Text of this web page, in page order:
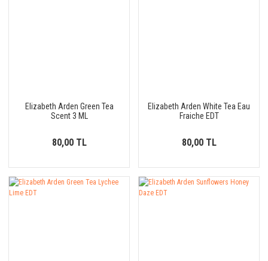
Elizabeth Arden Green Tea
Scent 3 ML
80,00 TL
Elizabeth Arden White Tea Eau
Fraiche EDT
80,00 TL